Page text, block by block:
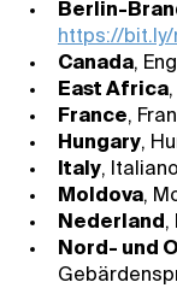
Berlin-
https://bit.ly/
Canada,
East Africa
France,
Hungary,
Italy,
Moldova,
Nederland,
Nord- und